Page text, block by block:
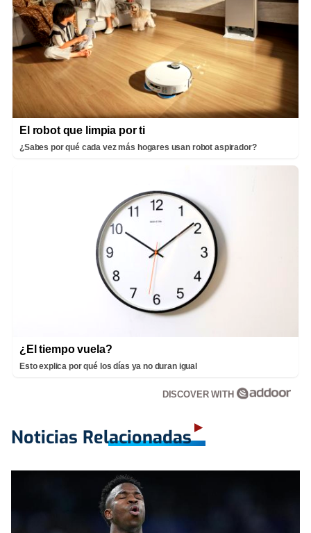
El robot que limpia por ti
¿Sabes por qué cada vez más hogares usan robot aspirador?
¿El tiempo vuela?
Esto explica por qué los días ya no duran igual
DISCOVER WITH
Noticias Relacionadas